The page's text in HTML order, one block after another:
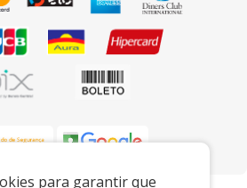
para garantir que